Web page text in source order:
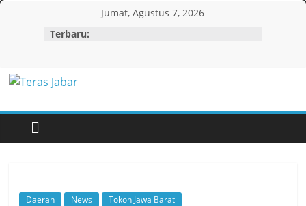
Skip
Jumat, Agustus 7, 2026
Terbaru:
Teras
Jabar
Daerah News Tokoh Jawa Barat